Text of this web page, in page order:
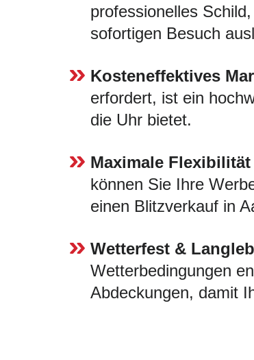
professionelles
sofortigen Besuch
Kosteneffektives
erfordert, ist ein
die Uhr bietet.
Maximale Flexibilität
können Sie Ihre
einen Blitzverkauf in
Wetterfest &
Wetterbedingungen
Abdeckungen, damit